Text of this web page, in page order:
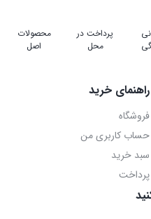
پرداخت در
محل
محصولات
اصل
راهنمای خرید
فروشگاه
حساب کاربری من
سبد خرید
پرداخت